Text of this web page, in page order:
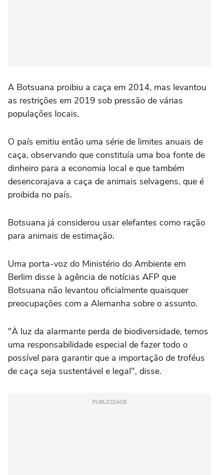
A Botsuana proibiu a caça em 2014, mas levantou
as restrições em 2019 sob pressão de várias
populações locais.
O país emitiu então uma série de limites anuais de
caça, observando que constituía uma boa fonte de
dinheiro para a economia local e que também
desencorajava a caça de animais selvagens, que é
proibida no país.
Botsuana já considerou usar elefantes como ração
para animais de estimação.
Uma porta-voz do Ministério do Ambiente em
Berlim disse à agência de notícias AFP que
Botsuana não levantou oficialmente quaisquer
preocupações com a Alemanha sobre o assunto.
"À luz da alarmante perda de biodiversidade, temos
uma responsabilidade especial de fazer todo o
possível para garantir que a importação de troféus
de caça seja sustentável e legal", disse.
PUBLICIDADE